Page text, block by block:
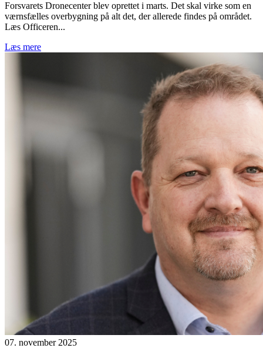
Forsvarets Dronecenter blev oprettet i marts. Det skal virke som en
værnsfælles overbygning på alt det, der allerede findes på området.
Læs Officeren...
Læs mere
07. november 2025